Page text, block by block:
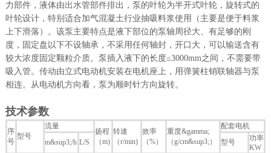
力部件，液体由出水管部件排出，泵的叶轮为半开式叶轮，旋转式的
叶轮设计，特别适合加气混凝土行业抽吸料浆使用（主要是便于料浆
上下滑落）。该泵主要特点是液下部位的泵轴周径大、有足够的刚
度，固定盘以下不设轴承，不采用任何轴封，开口大，可以输送含有
较大浓度固定颗粒介质。泵插入液下的长度≤3000mm之间，不需要带
吸入管。传动由立式电动机安装在电机座上，用弹簧柱销联轴器与泵
相连。从电动机方向看，泵为顺时针方向旋转。
技术参数
序
号
型号
流量
扬程
（m)
转速
（r/min)
效率
（%）
重度&gamma;
（g/cm&sup3;）
配套电机
m&sup3;/h L/S 型号
功率
KW